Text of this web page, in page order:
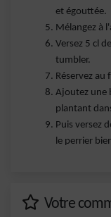
et égouttée.
Mélangez à
Versez 5 cl
tumbler.
Réservez au
Ajoutez une
plantant
Puis versez
le perrier
Votre